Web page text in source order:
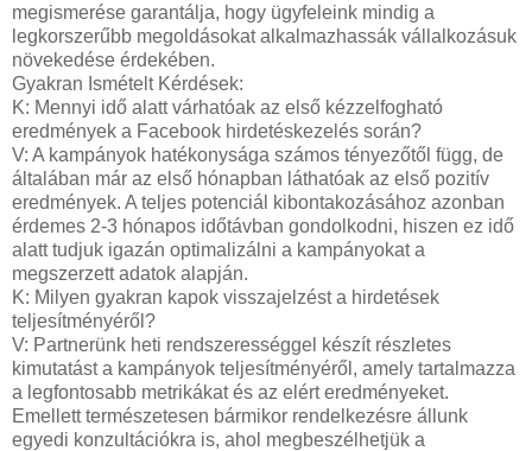
megismerése garantálja, hogy ügyfeleink mindig a
legkorszerűbb megoldásokat alkalmazhassák vállalkozásuk
növekedése érdekében.
Gyakran Ismételt Kérdések:
K: Mennyi idő alatt várhatóak az első kézzelfogható
eredmények a Facebook hirdetéskezelés során?
V: A kampányok hatékonysága számos tényezőtől függ, de
általában már az első hónapban láthatóak az első pozitív
eredmények. A teljes potenciál kibontakozásához azonban
érdemes 2-3 hónapos időtávban gondolkodni, hiszen ez idő
alatt tudjuk igazán optimalizálni a kampányokat a
megszerzett adatok alapján.
K: Milyen gyakran kapok visszajelzést a hirdetések
teljesítményéről?
V: Partnerünk heti rendszerességgel készít részletes
kimutatást a kampányok teljesítményéről, amely tartalmazza
a legfontosabb metrikákat és az elért eredményeket.
Emellett természetesen bármikor rendelkezésre állunk
egyedi konzultációkra is, ahol megbeszélhetjük a